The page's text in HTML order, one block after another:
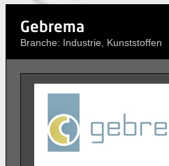
Gebrema
Branche: Industrie, Kunststoffen